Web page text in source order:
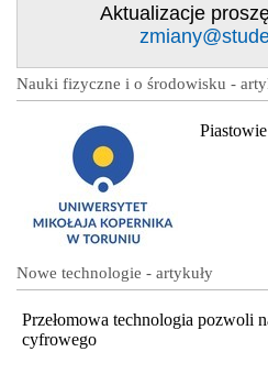
Aktualizacje
Nauki fizyczne i o środowisku -
Nowe technologie - artykuły
Przełomowa technologia pozwoli
cyfrowego